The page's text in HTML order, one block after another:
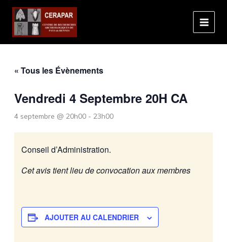
Aller
contenu
« Tous les Évènements
Vendredi 4 Septembre 20H CA
4 septembre @ 20h00- 23h00
Conseil d’Administration.
Cet avis tient lieu de convocation aux membres
AJOUTER AU CALENDRIER